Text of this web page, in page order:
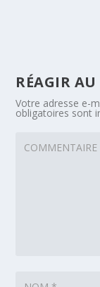
RÉAGIR
Votre adresse e-
obligatoires sont